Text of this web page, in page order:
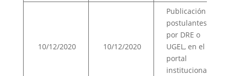
10/12/2020 10/12/2020
Publicación de
postulantes
por DRE o
UGEL, en el
portal
institucional